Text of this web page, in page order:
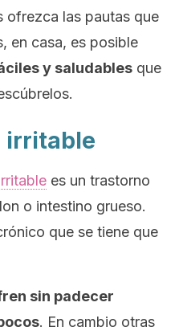
ofrezca las pautas que
en casa, es posible
y saludables que
irritable
es un trastorno
o intestino grueso.
que se tiene que
sin padecer
. En cambio otras